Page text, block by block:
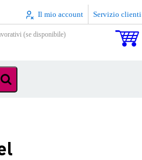
Il mio account Servizio clienti
(se disponibile)